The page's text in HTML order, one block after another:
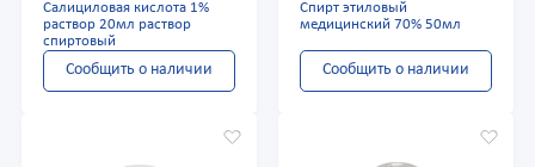
Салициловая кислота 1%
раствор 20мл раствор
спиртовый
Сообщить о наличии
Спирт этиловый
медицинский 70% 50мл
Сообщить о наличии